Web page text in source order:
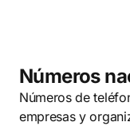
Números
Números de
empresas y